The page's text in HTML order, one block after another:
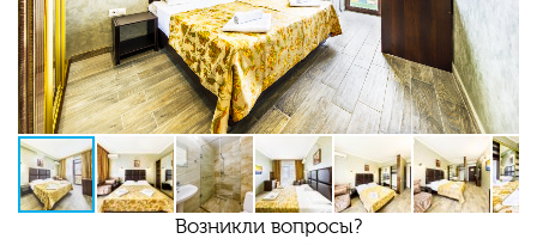
Возникли вопросы?